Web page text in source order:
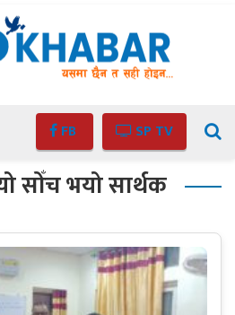
FB SP TV
सोँच भयो सार्थक